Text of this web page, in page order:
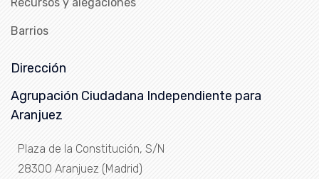
Barrios
Dirección
Agrupación Ciudadana Independiente para
Aranjuez
Plaza de la Constitución, S/N
28300 Aranjuez (Madrid)